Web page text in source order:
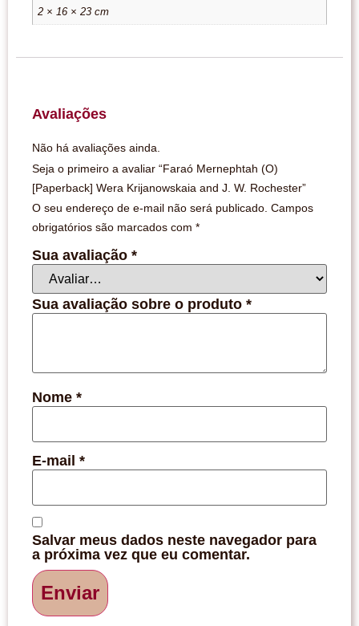
2 × 16 × 23 cm
Avaliações
Não há avaliações ainda.
Seja o primeiro a avaliar “Faraó Mernephtah (O)
[Paperback] Wera Krijanowskaia and J. W. Rochester”
O seu endereço de e-mail não será publicado. Campos
obrigatórios são marcados com *
Sua avaliação *
Sua avaliação sobre o produto *
Nome *
E-mail *
Salvar meus dados neste navegador para
a próxima vez que eu comentar.